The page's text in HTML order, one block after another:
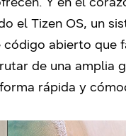
el Tizen OS, un
abierto que
de una amplia
rápida y